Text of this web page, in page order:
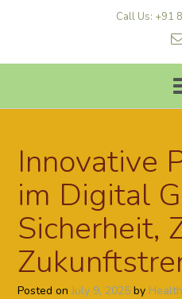
Call Us: +91
Innovative
im Digital
Sicherheit,
Posted onJuly 9, 2025 by